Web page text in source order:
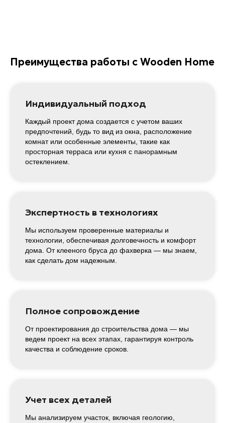
Преимущества работы с Wooden Home
Индивидуальный подход
Каждый проект дома создается с учетом ваших
предпочтений, будь то вид из окна, расположение
комнат или особенные элементы, такие как
просторная терраса или кухня с панорамным
остеклением.
Экспертность в технологиях
Мы используем проверенные материалы и
технологии, обеспечивая долговечность и комфорт
дома. От клееного бруса до фахверка — мы знаем,
как сделать дом надежным.
Полное сопровождение
От проектирования до строительства дома — мы
ведем проект на всех этапах, гарантируя контроль
качества и соблюдение сроков.
Учет всех деталей
Мы анализируем участок, включая геологию,